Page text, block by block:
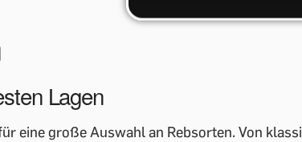
Lagen
eine große Auswahl an Rebsorten. Von